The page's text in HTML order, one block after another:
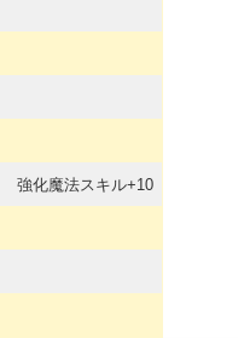
強化魔法スキル+10